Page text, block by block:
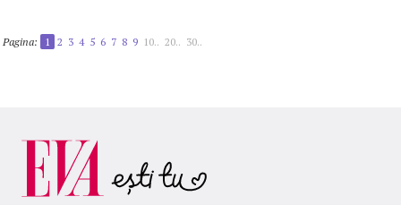
Pagina: 1 2 3 4 5 6 7 8 9 10.. 20.. 30..